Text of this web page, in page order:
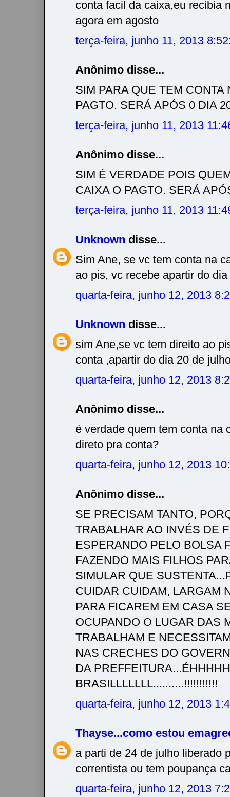
conta facil da caixa,eu recibia
agora em agosto
terça-feira, junho 11, 2013
Anônimo disse...
SIM PARA QUE TEM CONTA
PAGTO. SERÁ APÓS 0 DIA
terça-feira, junho 11, 2013
Anônimo disse...
SIM É VERDADE POIS
CAIXA O PAGTO. SERÁ
terça-feira, junho 11, 2013
Unknown disse...
Sim Ane, se vc tem conta na
ao pis, vc recebe apartir do
quarta-feira, junho 12, 2013
Unknown disse...
sim Ane,se vc tem direito ao
conta ,apartir do dia 20 de
quarta-feira, junho 12, 2013
Anônimo disse...
é verdade quem tem conta na
direto pra conta?
quarta-feira, junho 12, 2013
Anônimo disse...
SE PRECISAM TANTO,
TRABALHAR AO INVÉS DE
ESPERANDO PELO BOLSA
FAZENDO MAIS FILHOS
SIMULAR QUE
CUIDAR CUIDAM, LARGAM
PARA FICAREM EM CASA
OCUPANDO O LUGAR DAS
TRABALHAM E
NAS CRECHES DO
DA PREFFEITURA...ÉHHHHH
BRASILLLLLLL..........!!!!!!!!!!!
quarta-feira, junho 12, 2013
Thayse...como estou
a parti de 24 de julho liberado
correntista ou tem poupança
quarta-feira, junho 12, 2013